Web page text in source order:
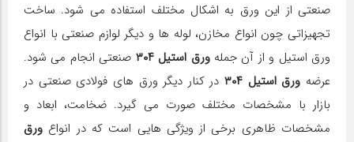
صنعتی از این ورق به اشکال مختلف استفاده می‌ شود. ساخت
تجهیزاتی چون انواع مخازن، لوله ها و دیگر لوازم صنعتی با انواع
ورق استیل و از آن جملهورق استیل ۳۰۴
صنعتی انجام می شود.
عرضه ورق استیل ۳۰۴
در کنار دیگر ورق های فولادی صنعتی در
بازار با مشخصات مختلف صورت می‌ گیرد. ضخامت، ابعاد و
مشخصات ظاهری برخی از ویژگی هایی است که در انواع ورق